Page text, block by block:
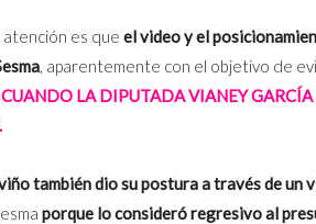
atención es que el video y el
, aparentemente con el objetivo de
LA DIPUTADA VIANEY
también dio su postura a través de un
porque lo consideró regresivo al